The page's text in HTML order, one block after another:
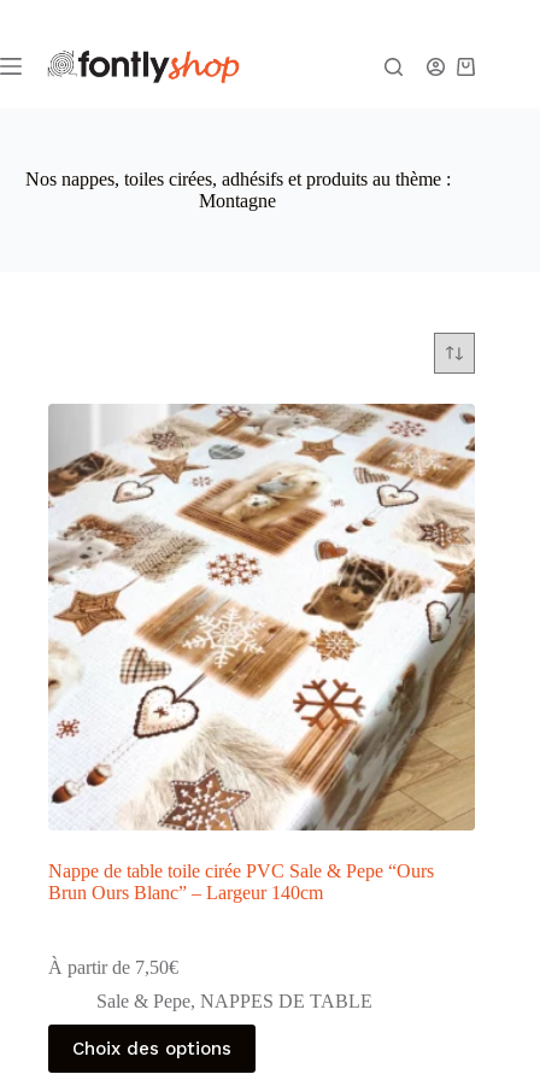
contenu
Panier
Nos nappes, toiles cirées, adhésifs et produits au thème :
Montagne
Nappe de table toile cirée PVC Sale & Pepe “Ours
Brun Ours Blanc” – Largeur 140cm
À partir de 7,50€
Sale & Pepe, NAPPES DE TABLE
Choix des options
Ce
produit